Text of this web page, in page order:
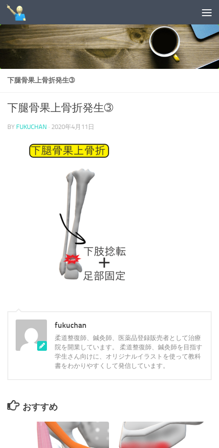
コンテンツへスキップ
下腿骨果上骨折発生➂
下腿骨果上骨折発生➂
BY FUKUCHAN · 2020年4月11日
fukuchan
柔道整復師、鍼灸師、医薬品登録販売者として治療
院を開業しています。 柔道整復師、鍼灸師を目指す
学生さん向けに、オリジナルイラストを使って教科
書をわかりやすくして発信しています。
おすすめ